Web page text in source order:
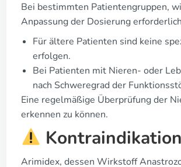
Bei bestimmten Patientengruppen,
Anpassung der Dosierung
Für ältere Patienten sind keine
erfolgen.
Bei Patienten mit Nieren- oder
nach Schweregrad der
Eine regelmäßige Überprüfung der
erkennen zu können.
Arimidex, dessen Wirkstoff